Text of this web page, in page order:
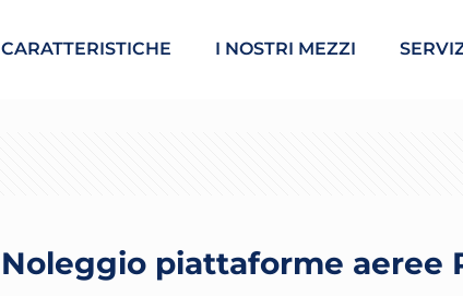
CARATTERISTICHE I NOSTRI MEZZI
Noleggio piattaforme aeree